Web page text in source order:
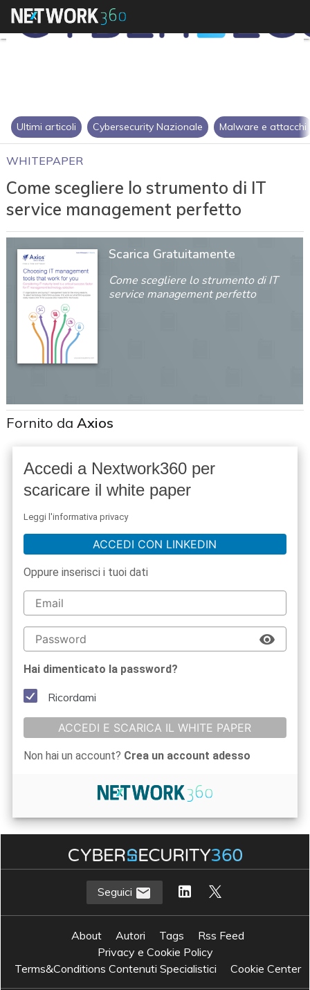
Ultimi articoli Cybersecurity Nazionale Malware e attacchi
WHITEPAPER
Come scegliere lo strumento di IT
service management perfetto
Scarica Gratuitamente
Come scegliere lo strumento di IT
service management perfetto
Fornito daAxios
Accedi a Nextwork360 per
scaricare il white paper
Leggi l'informativa privacy
ACCEDI CON LINKEDIN
Oppure inserisci i tuoi dati
Hai dimenticato la password?
Ricordami
ACCEDI E SCARICA IL WHITE PAPER
Non hai un account? Crea un account adesso
Seguici
About Autori Tags
Rss Feed
Privacy e Cookie Policy
Terms&Conditions Contenuti Specialistici
Cookie Center